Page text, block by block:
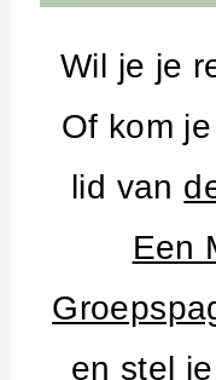
Wil je je
Of kom
lid van
Een
en stel